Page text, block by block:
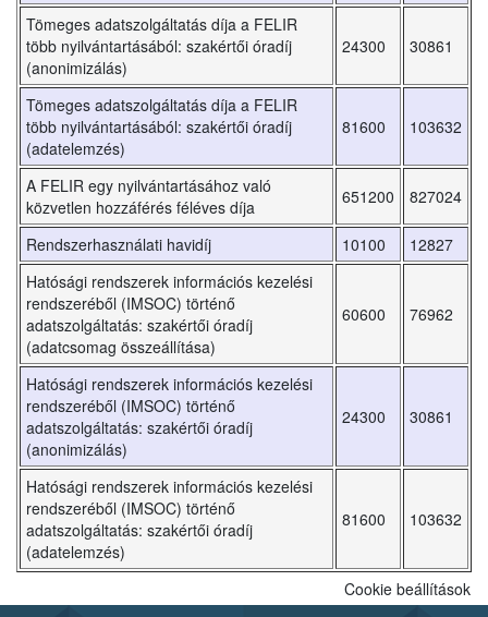
Tömeges adatszolgáltatás díja a FELIR
több nyilvántartásából: szakértői óradíj
(anonimizálás)
24300 30861
Tömeges adatszolgáltatás díja a FELIR
több nyilvántartásából: szakértői óradíj
(adatelemzés)
81600 103632
A FELIR egy nyilvántartásához való
közvetlen hozzáférés féléves díja
651200 827024
Rendszerhasználati havidíj 10100
12827
Hatósági rendszerek információs kezelési
rendszeréből (IMSOC) történő
adatszolgáltatás: szakértői óradíj
(adatcsomag összeállítása)
60600 76962
Hatósági rendszerek információs kezelési
rendszeréből (IMSOC) történő
adatszolgáltatás: szakértői óradíj
(anonimizálás)
24300 30861
Hatósági rendszerek információs kezelési
rendszeréből (IMSOC) történő
adatszolgáltatás: szakértői óradíj
(adatelemzés)
81600 103632
Cookie beállítások